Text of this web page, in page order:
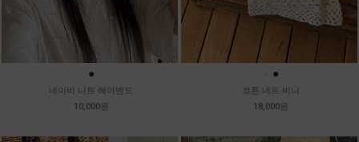
●
네이비 니트 헤어밴드
10,000원
●
코튼 네트 비니
18,000원